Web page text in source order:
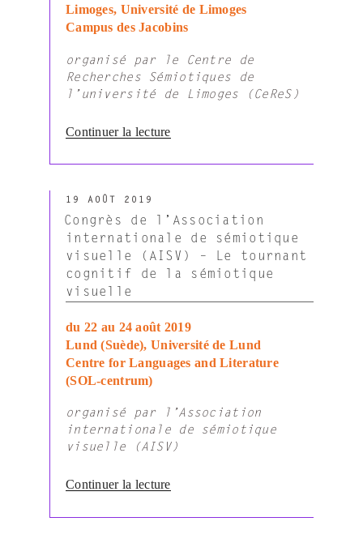
ses
langages »
Limoges, Université de Limoges
Campus des Jacobins
organisé par le Centre de
Recherches Sémiotiques de
l’université de Limoges (CeReS)
Continuer la lecturede
« Nudges »
De
la
manipulation
à
Inflexion
des
comportements
publiques »
PUBLIÉ
LE
19 AOÛT 2019
Congrès de l’Association
internationale de sémiotique
visuelle (AISV) – Le tournant
cognitif de la sémiotique
visuelle
du 22 au 24 août 2019
Lund (Suède), Université de Lund
Centre for Languages and Literature
(SOL-centrum)
organisé par l’Association
internationale de sémiotique
visuelle (AISV)
Continuer la lecturede
de